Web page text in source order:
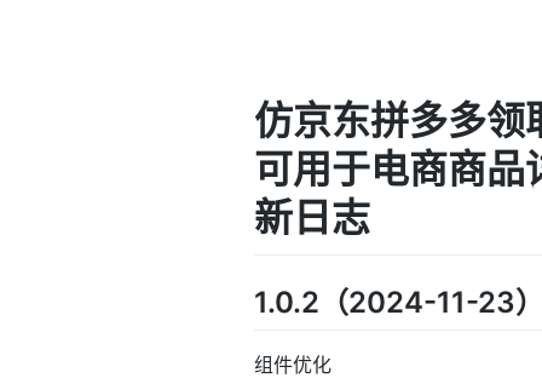
仿京东拼多多
可用于电商商
新日志
1.0.2（2024-11-23
组件优化